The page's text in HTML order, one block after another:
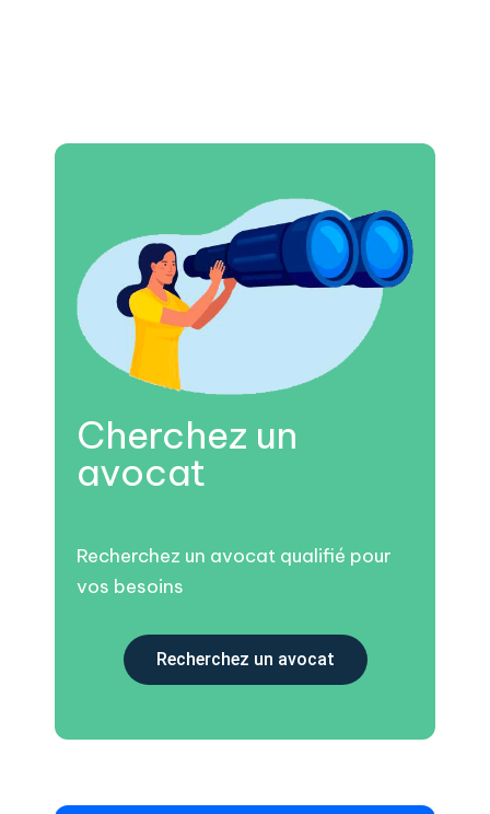
Cherchez un
avocat
Recherchez un avocat qualifié pour
vos besoins
Recherchez un avocat